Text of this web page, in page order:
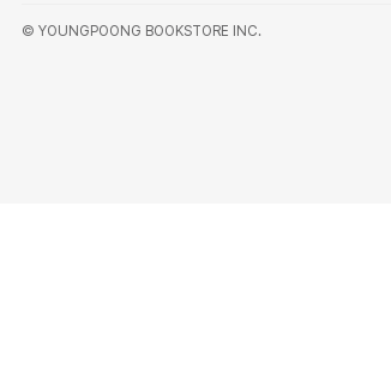
© YOUNGPOONG BOOKSTORE INC.